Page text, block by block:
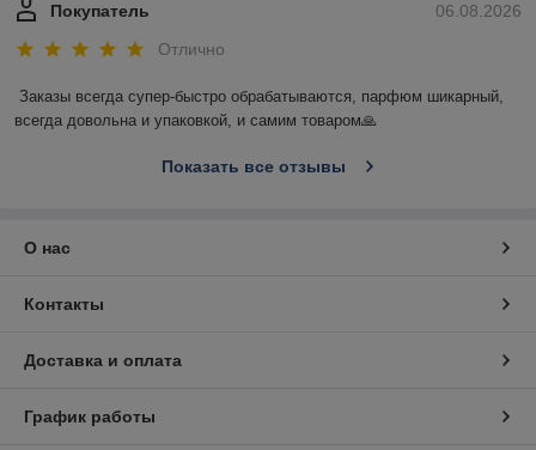
06.08.2026
Покупатель
Отлично
Заказы всегда супер-быстро обрабатываются, парфюм шикарный,
всегда довольна и упаковкой, и самим товаром🙏
Показать все отзывы
О нас
Контакты
Доставка и оплата
График работы